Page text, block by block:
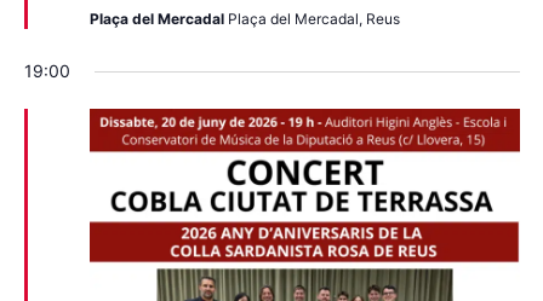
Plaça del Mercadal Plaça del Mercadal, Reus
19:00